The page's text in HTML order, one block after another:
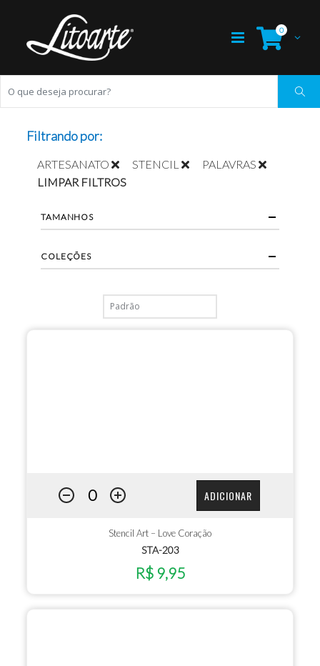
0
ADICIONAR
Stencil Art – Love Coração
STA-203
R$ 9,95
Filtrando por:
ARTESANATO STENCIL
PALAVRAS
LIMPAR FILTROS
TAMANHOS
COLEÇÕES